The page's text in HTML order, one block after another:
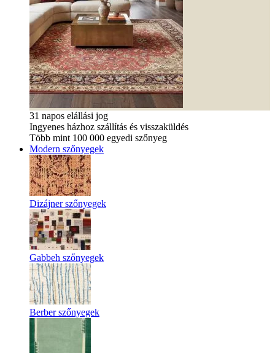
31 napos elállási jog
Ingyenes házhoz szállítás és visszaküldés
Több mint 100 000 egyedi szőnyeg
Modern szőnyegek
Dizájner szőnyegek
Gabbeh szőnyegek
Berber szőnyegek